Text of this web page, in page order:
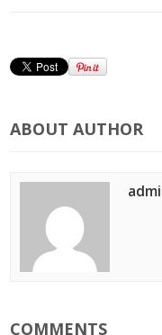
ABOUT AUTHOR
COMMENTS